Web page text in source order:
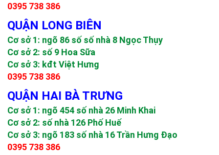
0395 738 386
QUẬN LONG BIÊN
Cơ sở 1: ngõ 86 số số nhà 8 Ngọc Thụy
Cơ sở 2: số 9 Hoa Sữa
Cơ sở 3: kđt Việt Hưng
0395 738 386
QUẬN HAI BÀ TRƯNG
Cơ sở 1: ngõ 454 số nhà 26 Minh Khai
Cơ sở 2: số nhà 126 Phố Huế
Cơ sở 3: ngõ 183 số nhà 16 Trần Hưng Đạo
0395 738 386